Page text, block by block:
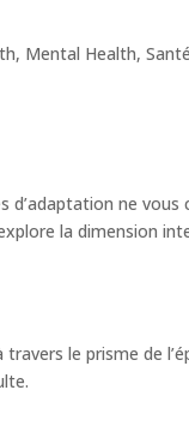
, Mental Health,Santé
d’adaptation ne vous
la dimension
le prisme de